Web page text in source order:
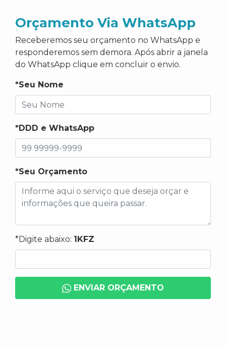
Orçamento Via WhatsApp
Receberemos seu orçamento no WhatsApp e
responderemos sem demora. Após abrir a janela
do WhatsApp clique em concluir o envio.
*Seu Nome
*DDD e WhatsApp
*Seu Orçamento
*Digite abaixo: 1KFZ
ENVIAR ORÇAMENTO